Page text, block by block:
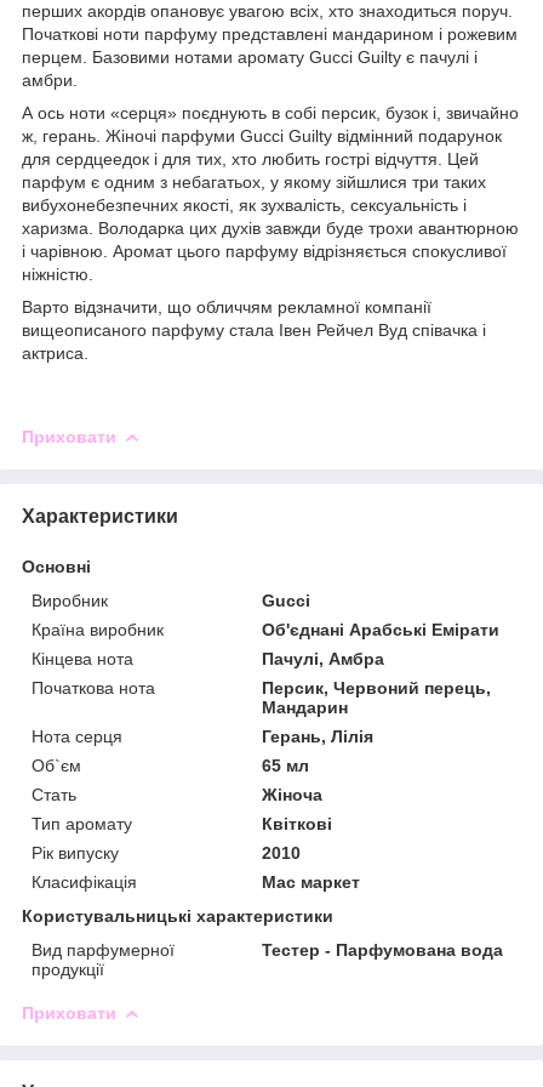
перших акордів опановує увагою всіх, хто знаходиться поруч.
Початкові ноти парфуму представлені мандарином і рожевим
перцем. Базовими нотами аромату Gucci Guilty є пачулі і
амбри.
А ось ноти «серця» поєднують в собі персик, бузок і, звичайно
ж, герань. Жіночі парфуми Gucci Guilty відмінний подарунок
для сердцеедок і для тих, хто любить гострі відчуття. Цей
парфум є одним з небагатьох, у якому зійшлися три таких
вибухонебезпечних якості, як зухвалість, сексуальність і
харизма. Володарка цих духів завжди буде трохи авантюрною
і чарівною. Аромат цього парфуму відрізняється спокусливої
ніжністю.
Варто відзначити, що обличчям рекламної компанії
вищеописаного парфуму стала Івен Рейчел Вуд співачка і
актриса.
Приховати
Характеристики
Основні
Виробник
Gucci
Країна виробник
Об'єднані Арабські Емірати
Кінцева нота
Пачулі, Амбра
Початкова нота
Персик, Червоний перець,
Мандарин
Нота серця
Герань, Лілія
Об`єм
65 мл
Стать
Жіноча
Тип аромату
Квіткові
Рік випуску
2010
Класифікація
Мас маркет
Користувальницькі характеристики
Вид парфумерної
продукції
Тестер - Парфумована вода
Приховати